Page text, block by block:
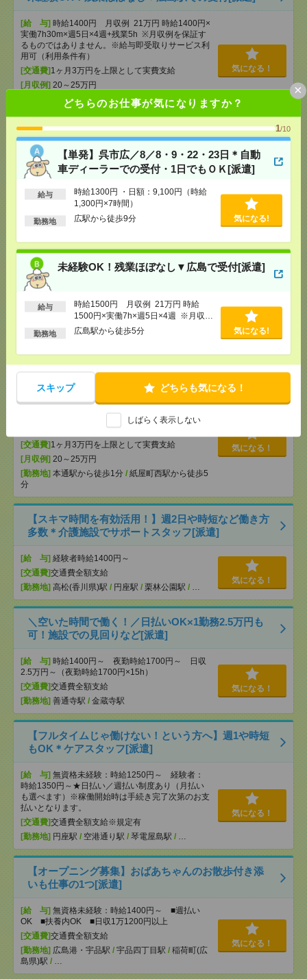
どちらのお仕事が気になりますか？
1/10
【単発】呉市広／8／8・9・22・23日＊自動
車ディーラーでの受付・1日でもＯＫ[派遣]
給与
時給1300円 ・日額：9,100円（時給
1,300円×7時間）
勤務地 広駅から徒歩9分 気になる!
未経験OK！残業ほぼなし▼広島で受付[派遣]
給与
時給1500円 月収例 21万円 時給
1500円×実働7h×週5日×4週 ※月収例
を保証するものではありません。※給
勤務地 広島駅から徒歩5分 気になる!
スキップ どちらも気になる！
しばらく表示しない
×
[給 与] 時給1400円 月収例 21万円 時給1400円×
実働7h30m×週5日×4週+残業5h ※月収例を保証す
るものではありません。※給与即受取りサービス利
用可（利用条件有）
[交通費]1ヶ月3万円を上限として実費支給
[月収例] 20～25万円
広島駅駅から徒歩1分
気になる！
高知市、事務パート社員、ヤマダ不動産、イエ楽、
土日祝休み、未経験OK、交通費支給有り[アルバイ
ト]
時給1,000円～1,500円
[勤務地]高知県高知市愛宕町3丁目9-24 気になる！
給与即払いOK！平日休み！夜勤のお仕事！仕分け・
荷作り作業[派遣]
[給 与]
能
[交通費]交通費支給有り
15～20万円
[勤務地]土佐長岡駅から車10分
気になる！
残業ほぼなし▼本通で一般事務[派遣]
実働7h×週5日×4週 ※月収例を保証するものではあ
りません。※給与即受取りサービス利用可（利用条
[交通費]1ヶ月3万円を上限として実費支給
[月収例] 20～25万円
[勤務地] 本通駅から徒歩1分 / 紙屋町西駅から徒歩5
分
気になる！
【スキマ時間を有効活用！】週2日や時短など働き方
多数＊介護施設でサポートスタッフ[派遣]
[給 与] 経験者時給1400円～
[交通費]交通費全額支給
[勤務地] 高松(香川県)駅 / 円座駅 / 栗林公園駅 / …
気になる！
＼空いた時間で働く！／日払いOK×1勤務2.5万円も
可！施設での見回りなど[派遣]
[給 与] 時給1400円～ 夜勤時給1700円～ 日収
2.5万円～（夜勤時給1700円×15h）
[交通費]交通費全額支給
[勤務地] 善通寺駅 / 金蔵寺駅
気になる！
【フルタイムじゃ働けない！という方へ】週1や時短
もOK＊ケアスタッフ[派遣]
[給 与] 無資格未経験：時給1250円～ 経験者：
時給1350円～★日払い／週払い制度あり（月払い
も選べます）※稼働開始時は手続き完了次第のお支
払いとなります。
[交通費]交通費全額支給※規定有
[勤務地] 円座駅 / 空港通り駅 / 琴電屋島駅 / …
気になる！
【オープニング募集】おばあちゃんのお散歩付き添
いも仕事の1つ[派遣]
[給 与] 無資格未経験：時給1400円～ ■週払い
OK ■扶養内OK ■日収1万1200円以上
[交通費]交通費全額支給
[勤務地] 広島港・宇品駅 / 宇品四丁目駅 / 稲荷町(広
島県)駅 / …
気になる！